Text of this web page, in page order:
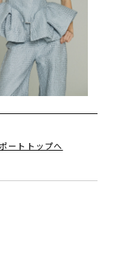
ートトップへ